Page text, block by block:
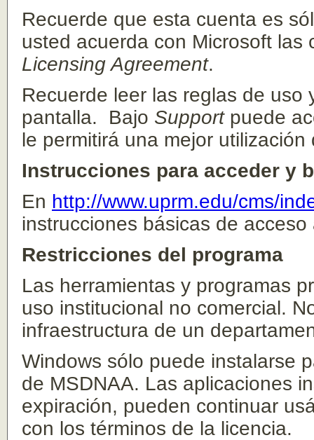
Recuerde que esta cuenta es
usted acuerda con Microsoft
Licensing Agreement.
Recuerde leer las reglas de
pantalla. Bajo Supportpuede
le permitirá una mejor
Instrucciones para acceder y
En http://www.uprm.edu/cms/
instrucciones básicas de
Restricciones del programa
Las herramientas y programas
uso institucional no comercial.
infraestructura de un
Windows sólo puede instalarse
de MSDNAA. Las aplicaciones
expiración, pueden continuar
con los términos de la licencia.